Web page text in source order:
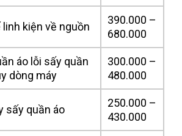
linh kiện về nguồn
390.000 –
680.000
áo lỗi sấy quần
dòng máy
300.000 –
480.000
sấy quần áo
250.000 –
430.000